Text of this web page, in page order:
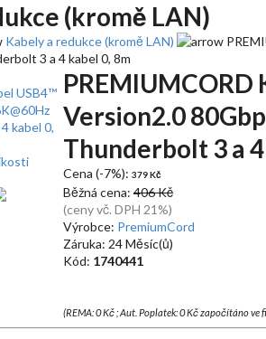
(kromě LAN)
Kabely a redukce (kromě LAN)
3 a 4 kabel 0, 8m
PREMIUMCORD
Version2.0
Thunderbolt 3 a
Cena (-7%): 379 Kč
Běžná cena: 406 Kč
(ceny vč. DPH 21%)
Výrobce: PremiumCord
Záruka: 24 Měsíc(ů)
Kód: 1740441
(REMA: 0 Kč ; Aut. Poplatek: 0 Kč započítáno